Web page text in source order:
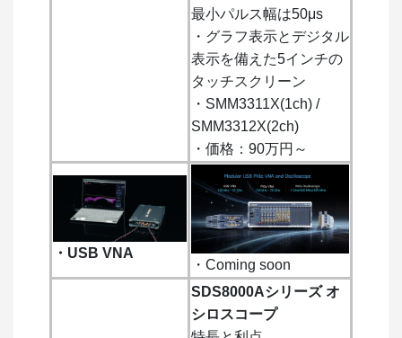
最小パルス幅は50μs
・グラフ表示とデジタル
表示を備えた5インチの
タッチスクリーン
・SMM3311X(1ch) /
SMM3312X(2ch)
・価格：90万円～
・USB VNA
・Coming soon
SDS8000Aシリーズ オ
シロスコープ